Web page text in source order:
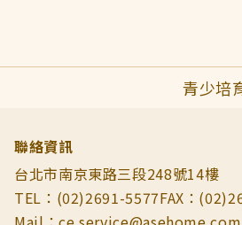
青少培
聯絡資訊
台北市南京東路三段248號14樓
TEL：(02)2691-5577FAX：